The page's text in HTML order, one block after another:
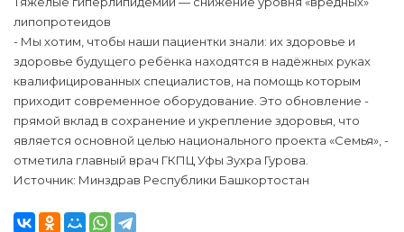
липопротеидов
- Мы хотим, чтобы наши пациентки знали: их здоровье и
здоровье будущего ребёнка находятся в надёжных руках
квалифицированных специалистов, на помощь которым
приходит современное оборудование. Это обновление -
прямой вклад в сохранение и укрепление здоровья, что
является основной целью национального проекта «Семья», -
отметила главный врач ГКПЦ Уфы Зухра Гурова.
Источник: Минздрав Республики Башкортостан